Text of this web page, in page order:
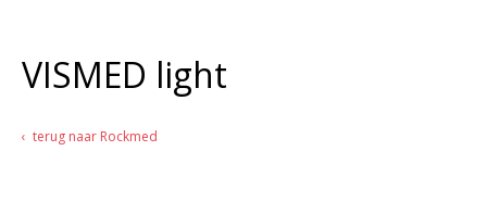
VISMED light
terug naar Rockmed